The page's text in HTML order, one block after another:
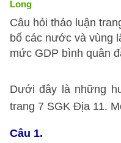
Long
Câu hỏi thảo luận
bố các nước và vùng
mức GDP bình quân
Dưới đây là những
trang 7 SGK Địa 11.
Câu 1.